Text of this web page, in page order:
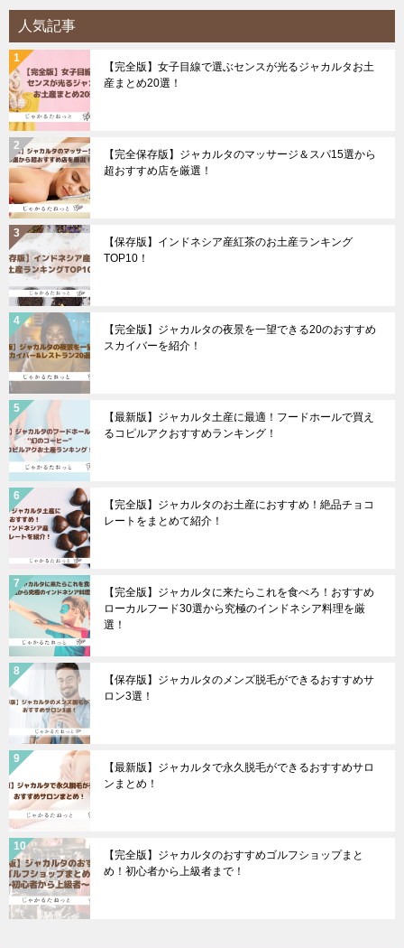
人気記事
【完全版】女子目線で選ぶセンスが光るジャカルタお土
産まとめ20選！
【完全保存版】ジャカルタのマッサージ＆スパ15選から
超おすすめ店を厳選！
【保存版】インドネシア産紅茶のお土産ランキング
TOP10！
【完全版】ジャカルタの夜景を一望できる20のおすすめ
スカイバーを紹介！
【最新版】ジャカルタ土産に最適！フードホールで買え
るコピルアクおすすめランキング！
【完全版】ジャカルタのお土産におすすめ！絶品チョコ
レートをまとめて紹介！
【完全版】ジャカルタに来たらこれを食べろ！おすすめ
ローカルフード30選から究極のインドネシア料理を厳
選！
【保存版】ジャカルタのメンズ脱毛ができるおすすめサ
ロン3選！
【最新版】ジャカルタで永久脱毛ができるおすすめサロ
ンまとめ！
【完全版】ジャカルタのおすすめゴルフショップまと
め！初心者から上級者まで！